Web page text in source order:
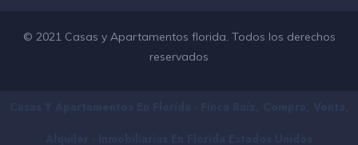
© 2021 Casas y Apartamentos florida. Todos los derechos
reservados